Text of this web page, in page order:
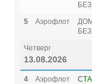
5
Аэрофлот
Четверг
13.08.2026
4 Аэрофлот